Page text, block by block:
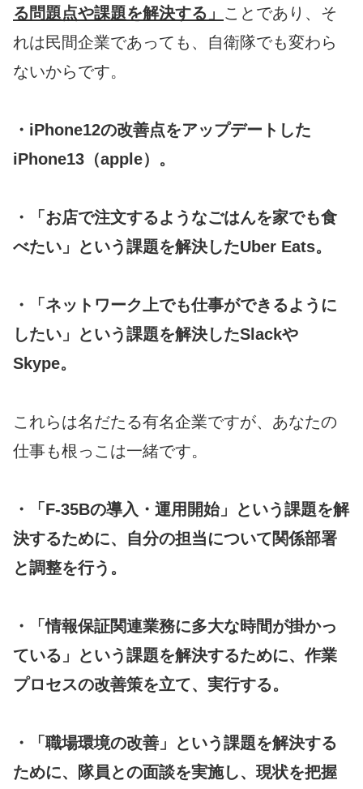
る問題点や課題を解決する」 ことであり、そ
れは民間企業であっても、自衛隊でも変わら
ないからです。
・iPhone12の改善点をアップデートした
iPhone13（apple）。
・「お店で注文するようなごはんを家でも食
べたい」という課題を解決したUber Eats。
・「ネットワーク上でも仕事ができるように
したい」という課題を解決したSlackや
Skype。
これらは名だたる有名企業ですが、あなたの
仕事も根っこは一緒です。
・「F-35Bの導入・運用開始」という課題を解
決するために、自分の担当について関係部署
と調整を行う。
・「情報保証関連業務に多大な時間が掛かっ
ている」という課題を解決するために、作業
プロセスの改善策を立て、実行する。
・「職場環境の改善」という課題を解決する
ために、隊員との面談を実施し、現状を把握